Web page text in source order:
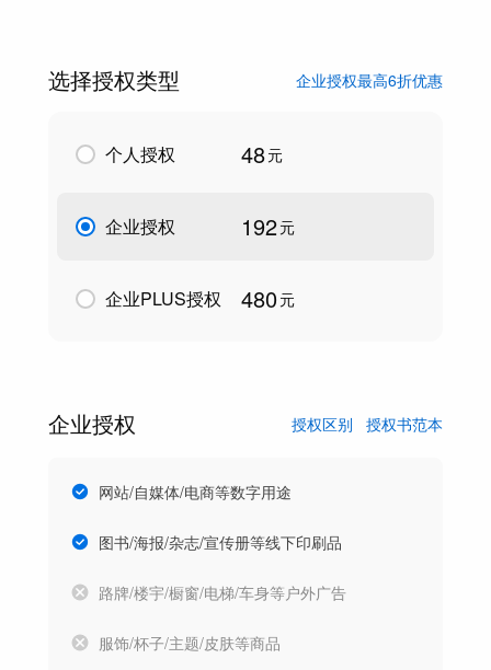
选择授权类型 企业授权最高6折优惠
个人授权 48元
企业授权 192元
企业PLUS授权 480元
企业授权 授权区别 授权书范本
网站/自媒体/电商等数字用途
图书/海报/杂志/宣传册等线下印刷品
路牌/楼宇/橱窗/电梯/车身等户外广告
服饰/杯子/主题/皮肤等商品